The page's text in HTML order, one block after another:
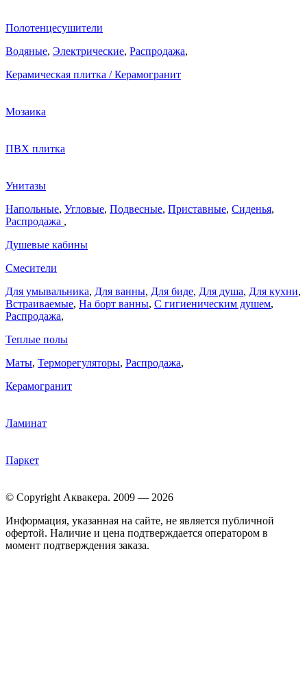
Полотенцесушители
Водяные, Электрические, Распродажа,
Керамическая плитка / Керамогранит
Мозаика
ПВХ плитка
Унитазы
Напольные, Угловые, Подвесные, Приставные, Сиденья,
Распродажа ,
Душевые кабины
Смесители
Для умывальника, Для ванны, Для биде, Для душа, Для кухни,
Встраиваемые, На борт ванны, C гигиеническим душем,
Распродажа,
Теплые полы
Маты, Терморегуляторы, Распродажа,
Керамогранит
Ламинат
Паркет
© Copyright Аквакера. 2009 — 2026
Информация, указанная на сайте, не является публичной
офертой. Наличие и цена подтверждается оператором в
момент подтверждения заказа.